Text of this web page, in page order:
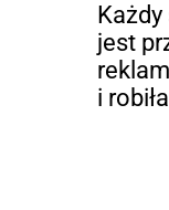
jest
i